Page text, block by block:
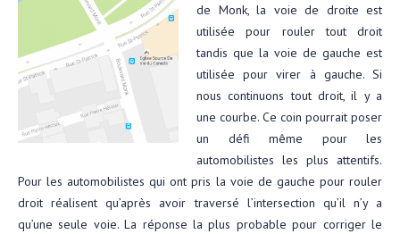
de Monk, la voie de droite est
utilisée pour rouler tout droit
tandis que la voie de gauche est
utilisée pour virer à gauche. Si
nous continuons tout droit, il y a
une courbe. Ce coin pourrait poser
un défi même pour les
automobilistes les plus attentifs.
Pour les automobilistes qui ont pris la voie de gauche pour rouler
droit réalisent qu’après avoir traversé l’intersection qu’il n’y a
qu’une seule voie. La réponse la plus probable pour corriger le